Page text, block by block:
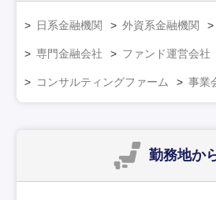
日系金融機関 外資系金融機関
専門金融会社 ファンド運営会社
コンサルティングファーム 事業
勤務地か